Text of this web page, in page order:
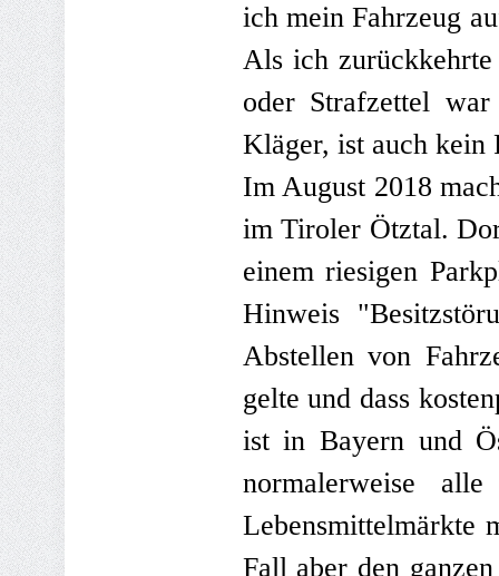
ich mein Fahrzeug
Als ich
oder Strafzettel
Kläger, ist auch kein
Im August 2018
im Tiroler Ötztal.
einem riesigen
Hinweis
Abstellen von
gelte und dass
ist in Bayern und
normalerweise
Lebensmittelmärkte
Fall aber den